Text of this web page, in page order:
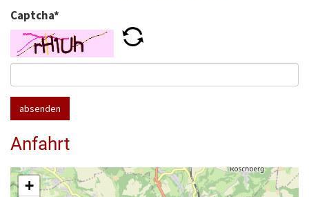
Captcha*
absenden
Anfahrt
+